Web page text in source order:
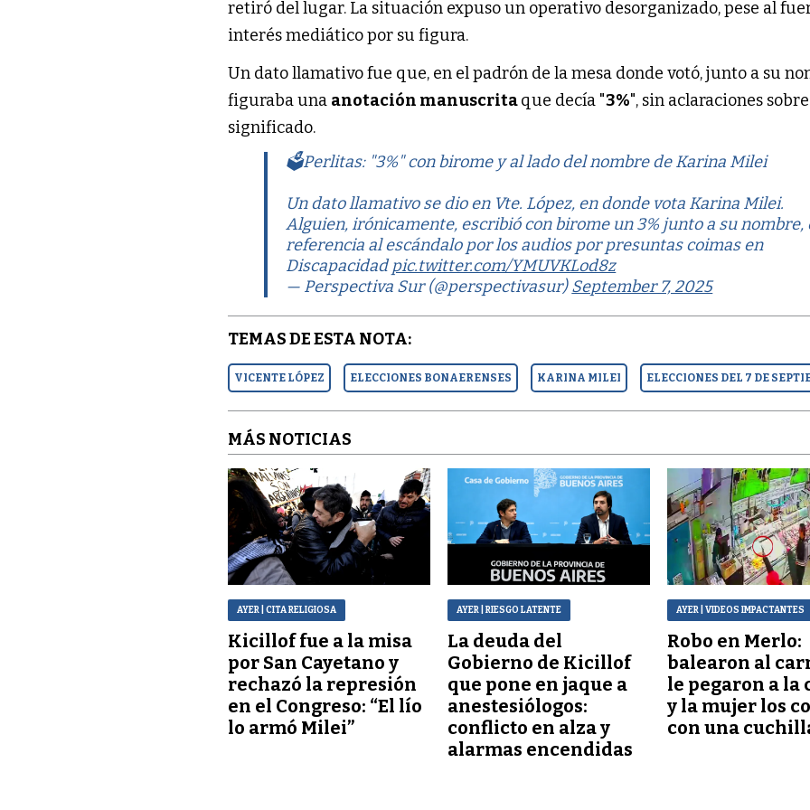
retiró del lugar. La situación expuso un operativo desorganizado, pese al
interés mediático por su figura.
Un dato llamativo fue que, en el padrón de la mesa donde votó, junto a su
figuraba una anotación manuscritaque decía "3%", sin aclaraciones
significado.
🗳️Perlitas: "3%" con birome y al lado del nombre de Karina Milei
Un dato llamativo se dio en Vte. López, en donde vota Karina Milei.
Alguien, irónicamente, escribió con birome un 3% junto a su nombre,
referencia al escándalo por los audios por presuntas coimas en
Discapacidadpic.twitter.com/YMUVKLod8z
— Perspectiva Sur (@perspectivasur)September 7, 2025
TEMAS DE ESTA NOTA:
VICENTE LÓPEZ ELECCIONES BONAERENSES KARINA MILEI ELECCIONES DEL 7 DE
MÁS NOTICIAS
AYER | CITA RELIGIOSA
Kicillof fue a la misa
por San Cayetano y
rechazó la represión
en el Congreso: “El lío
lo armó Milei”
AYER | RIESGO LATENTE
La deuda del
Gobierno de Kicillof
que pone en jaque a
anestesiólogos:
conflicto en alza y
alarmas encendidas
AYER | VIDEOS IMPACTANTES
Robo en Merlo:
balearon al
le pegaron a la
y la mujer los
con una